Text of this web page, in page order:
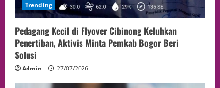
Trending
Pedagang Kecil di Flyover Cibinong Keluhkan
Penertiban, Aktivis Minta Pemkab Bogor Beri
Solusi
Admin 27/07/2026